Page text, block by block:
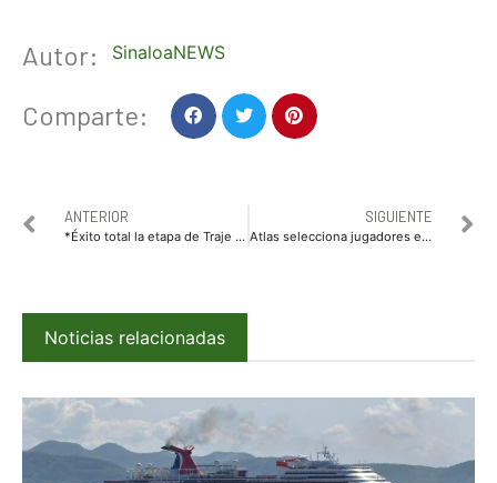
Autor: SinaloaNEWS
Comparte:
ANTERIOR
*Éxito total la etapa de Traje Típico de Miss Teen México 2026 en El Fuerte.*
SIGUIENTE
Atlas selecciona jugadores en visorías realizadas en Culiacán
Noticias relacionadas